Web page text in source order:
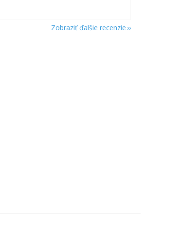
Zobraziť ďalšie recenzie